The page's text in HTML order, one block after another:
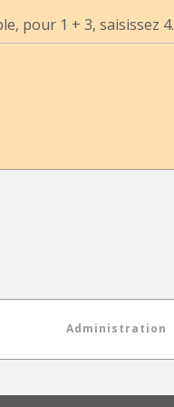
pour 1 + 3, saisissez 4.
Administration